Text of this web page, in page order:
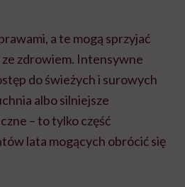
a te mogą sprzyjać
zdrowiem. Intensywne
do świeżych i surowych
albo silniejsze
– to tylko część
lata mogących obrócić się